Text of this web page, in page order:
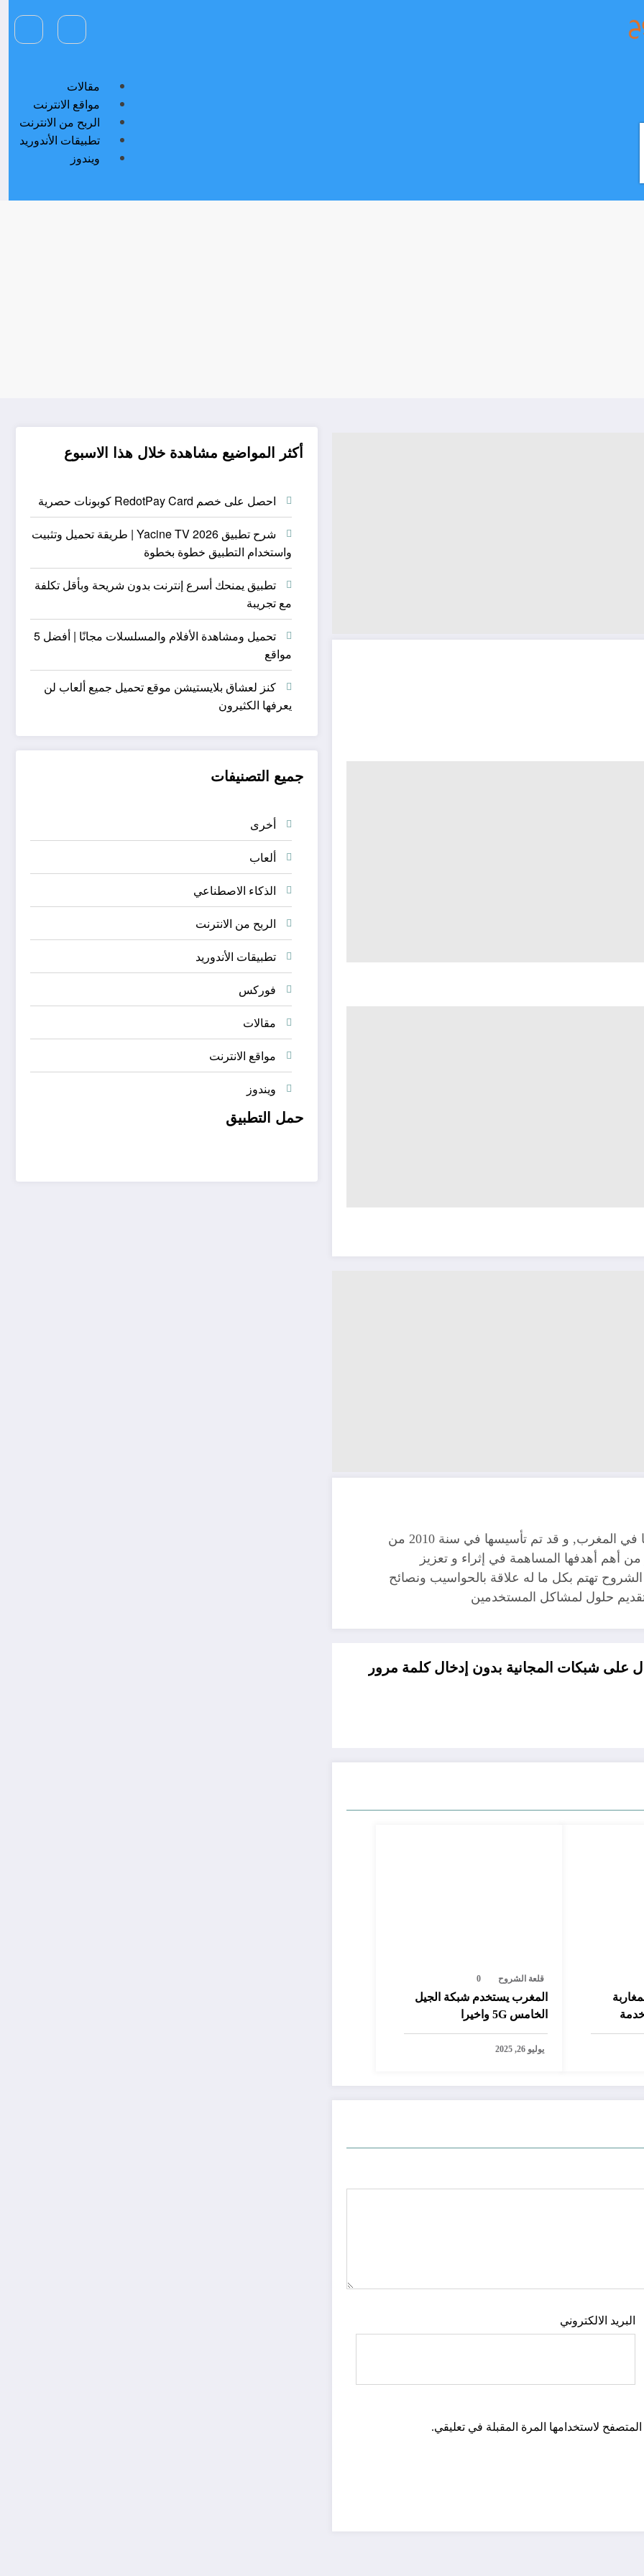
مقالات
مواقع الانترنت
الربح من الانترنت
تطبيقات الأندوريد
ويندوز
مدونة تقنية يوجد مقرها في المغرب, و قد تم تأسيسها في سنة 2010 من
أهم أهدفها المساهمة في إثراء و تعزيز
تهتم بكل ما له علاقة بالحواسيب ونصائح
حلول لمشاكل المستخدمين
شبكات المجانية بدون إدخال كلمة مرور
من
قلعة الشروح 0
المغرب يستخدم شبكة الجيل
الخامس 5G واخيرا
يوليو 26, 2025
البريد الالكتروني
لاستخدامها المرة المقبلة في تعليقي.
أكثر المواضيع مشاهدة خلال هذا الاسبوع
احصل على خصم RedotPay Card كوبونات حصرية
شرح تطبيق Yacine TV 2026 | طريقة تحميل وتثبيت
واستخدام التطبيق خطوة بخطوة
تطبيق يمنحك أسرع إنترنت بدون شريحة وبأقل تكلفة
مع تجريبة
تحميل ومشاهدة الأفلام والمسلسلات مجانًا | أفضل 5
مواقع
كنز لعشاق بلايستيشن موقع تحميل جميع ألعاب لن
يعرفها الكثيرون
جميع التصنيفات
أخرى
ألعاب
الذكاء الاصطناعي
الربح من الانترنت
تطبيقات الأندوريد
فوركس
مقالات
مواقع الانترنت
ويندوز
حمل التطبيق